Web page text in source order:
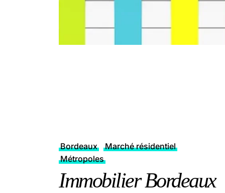
Bordeaux
Marché résidentiel
Métropoles
Immobilier Bordeaux